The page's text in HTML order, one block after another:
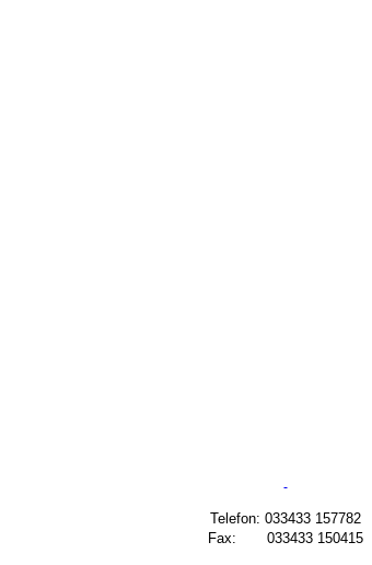
Telefon: 033433 157782
Fax: 033433 150415